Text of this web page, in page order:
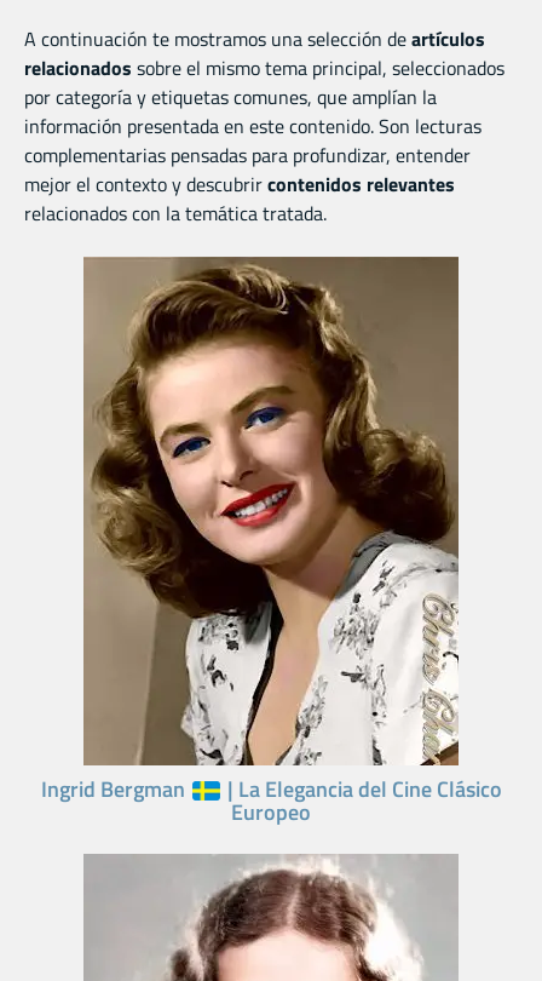
A continuación te mostramos una selección deartículos
relacionados sobre el mismo tema principal, seleccionados
por categoría y etiquetas comunes, que amplían la
información presentada en este contenido. Son lecturas
complementarias pensadas para profundizar, entender
mejor el contexto y descubrircontenidos relevantes
relacionados con la temática tratada.
Ingrid Bergman | La Elegancia del Cine Clásico
Europeo